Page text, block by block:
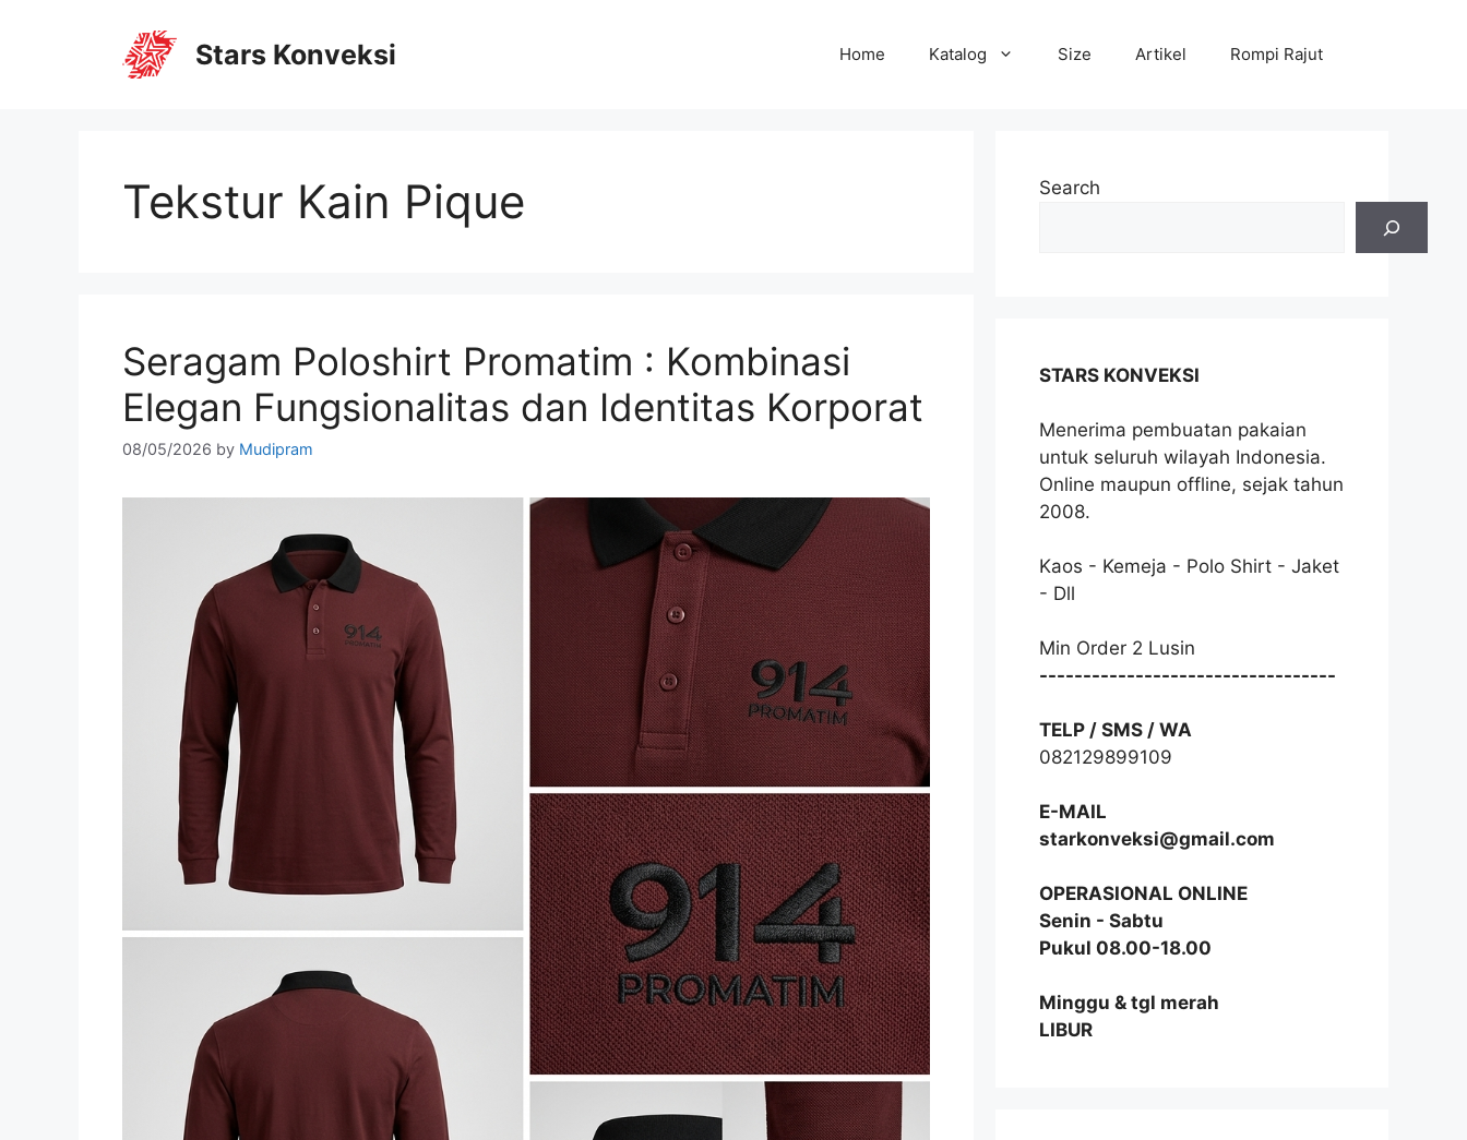
Stars Konveksi Home Katalog Size Artikel Rompi Rajut
Tekstur Kain Pique
Seragam Poloshirt Promatim : Kombinasi
Elegan Fungsionalitas dan Identitas Korporat
08/05/2026 by Mudipram
Search
STARS KONVEKSI
Menerima pembuatan pakaian
untuk seluruh wilayah Indonesia.
Online maupun offline, sejak tahun
2008.
Kaos - Kemeja - Polo Shirt - Jaket
- Dll
Min Order 2 Lusin
----------------------------------
TELP / SMS / WA
082129899109
E-MAIL
starkonveksi@gmail.com
OPERASIONAL ONLINE
Senin - Sabtu
Pukul 08.00-18.00
Minggu & tgl merah
LIBUR